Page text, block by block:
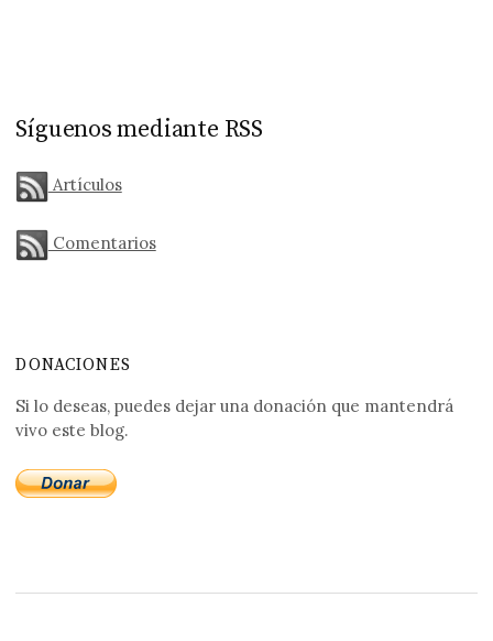
Síguenos mediante RSS
Artículos
Comentarios
DONACIONES
Si lo deseas, puedes dejar una donación que mantendrá
vivo este blog.